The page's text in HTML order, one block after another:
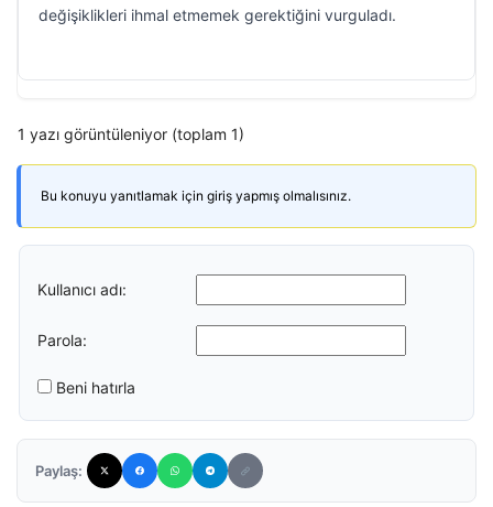
değişiklikleri ihmal etmemek gerektiğini vurguladı.
1 yazı görüntüleniyor (toplam 1)
Bu konuyu yanıtlamak için giriş yapmış olmalısınız.
Kullanıcı adı:
Parola:
Beni hatırla
Paylaş: